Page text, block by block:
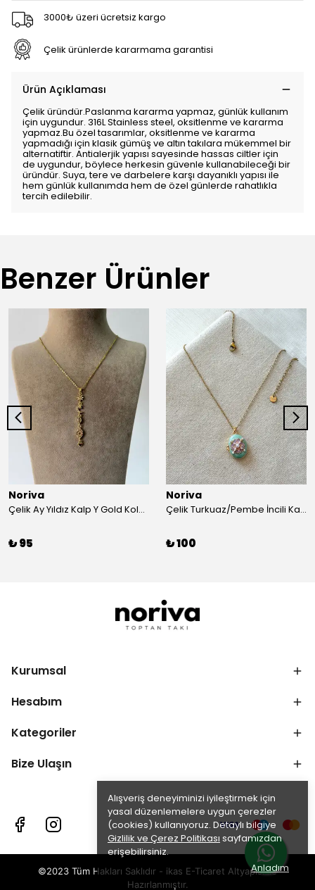
Alışveriş deneyiminizi iyileştirmek için
yasal düzenlemelere uygun çerezler
(cookies) kullanıyoruz. Detaylı bilgiye
Gizlilik ve Çerez Politikası sayfamızdan
erişebilirsiniz.
Anladım
3000₺ üzeri ücretsiz kargo
Çelik ürünlerde kararmama garantisi
Ürün Açıklaması
Çelik üründür.Paslanma kararma yapmaz, günlük kullanım
için uygundur. 316L Stainless steel, oksitlenme ve kararma
yapmaz.Bu özel tasarımlar, oksitlenme ve kararma
yapmadığı için klasik gümüş ve altın takılara mükemmel bir
alternatiftir. Antialerjik yapısı sayesinde hassas ciltler için
de uygundur, böylece herkesin güvenle kullanabileceği bir
üründür. Suya, tere ve darbelere karşı dayanıklı yapısı ile
hem günlük kullanımda hem de özel günlerde rahatlıkla
tercih edilebilir.
Benzer Ürünler
Noriva
Çelik Ay Yıldız Kalp Y Gold Kolye
₺ 95
Noriva
Çelik Turkuaz/Pembe İncili Kapaklı Kolye
₺ 100
Kurumsal
Hesabım
Kategoriler
Bize Ulaşın
©2023 Tüm Hakları Saklıdır - ikas E-Ticaret Altyapısı ile
Hazırlanmıştır.